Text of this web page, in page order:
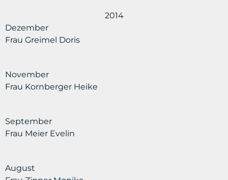
2014
Dezember
Frau Greimel Doris
November
Frau Kornberger Heike
September
Frau Meier Evelin
August